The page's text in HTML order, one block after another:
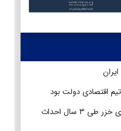
اقتصادی دولت بود
نخستین آب شیرین کن ایران دردریای خزر طی ۳ سال احداث